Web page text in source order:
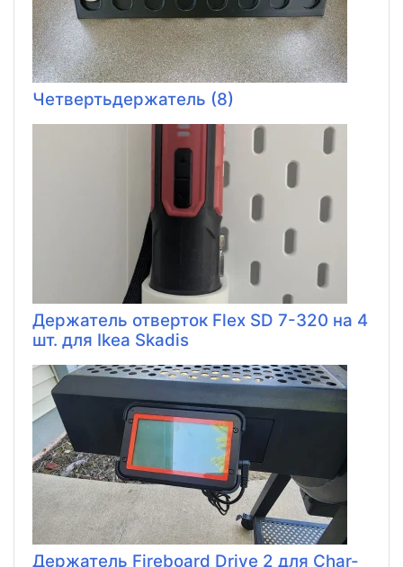
Четвертьдержатель (8)
Держатель отверток Flex SD 7-320 на 4
шт. для Ikea Skadis
Держатель Fireboard Drive 2 для Char-